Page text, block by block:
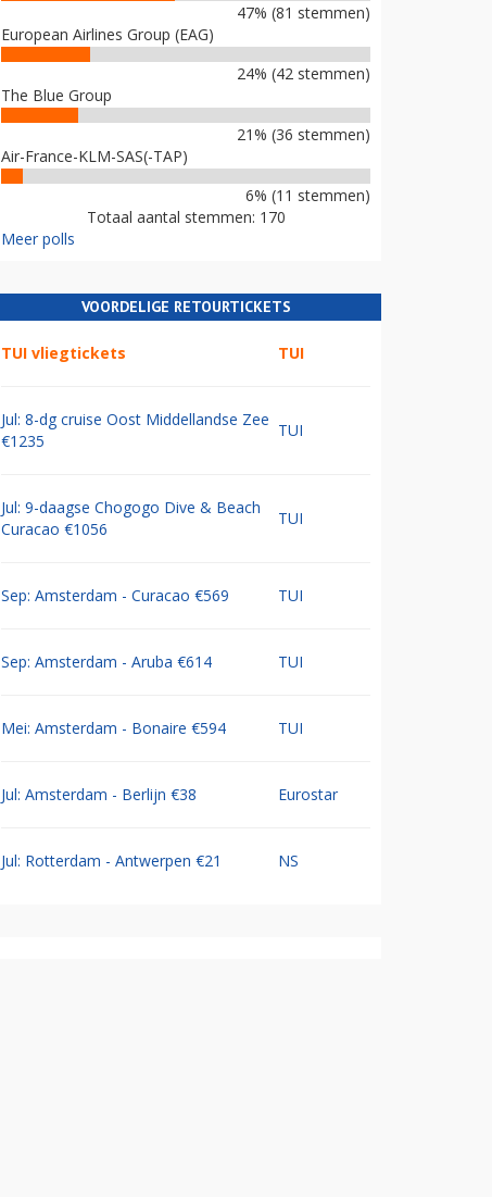
47% (81 stemmen)
European Airlines Group (EAG)
24% (42 stemmen)
The Blue Group
21% (36 stemmen)
Air-France-KLM-SAS(-TAP)
6% (11 stemmen)
Totaal aantal stemmen: 170
Meer polls
VOORDELIGE RETOURTICKETS
TUI vliegtickets TUI
Jul: 8-dg cruise Oost Middellandse Zee
€1235
TUI
Jul: 9-daagse Chogogo Dive & Beach
Curacao €1056
TUI
Sep: Amsterdam - Curacao €569 TUI
Sep: Amsterdam - Aruba €614 TUI
Mei: Amsterdam - Bonaire €594 TUI
Jul: Amsterdam - Berlijn €38 Eurostar
Jul: Rotterdam - Antwerpen €21 NS